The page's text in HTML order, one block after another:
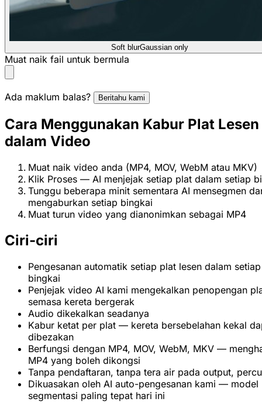
Soft blurGaussian only
Muat naik fail untuk bermula
Ada maklum balas? Beritahu kami
Cara Menggunakan Kabur Plat Lesen
dalam Video
Muat naik video anda (MP4, MOV, WebM atau MKV)
Klik Proses — AI menjejak setiap plat dalam setiap
Tunggu beberapa minit sementara AI mensegmen
mengaburkan setiap bingkai
Muat turun video yang dianonimkan sebagai MP4
Ciri-ciri
Pengesanan automatik setiap plat lesen dalam setiap
bingkai
Penjejak video AI kami mengekalkan penopengan
semasa kereta bergerak
Audio dikekalkan seadanya
Kabur ketat per plat — kereta bersebelahan kekal
dibezakan
Berfungsi dengan MP4, MOV, WebM, MKV —
MP4 yang boleh dikongsi
Tanpa pendaftaran, tanpa tera air pada output,
Dikuasakan oleh AI auto-pengesanan kami — model
segmentasi paling tepat hari ini